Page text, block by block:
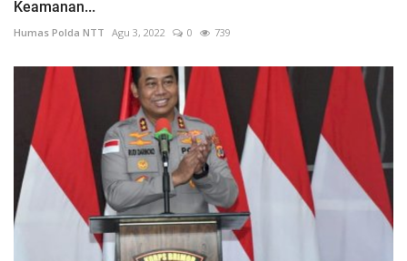
Keamanan...
Humas Polda NTT Agu 3, 2022 0 739